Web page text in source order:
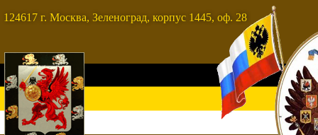
124617 г. Москва, Зеленоград, корпус 1445, оф. 28